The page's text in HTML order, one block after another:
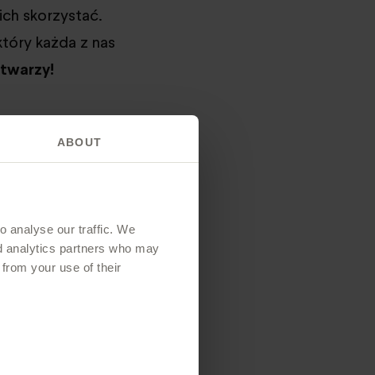
ABOUT
analyse our traffic. We
analytics partners who may
your use of their
skorzystać.
każda z nas